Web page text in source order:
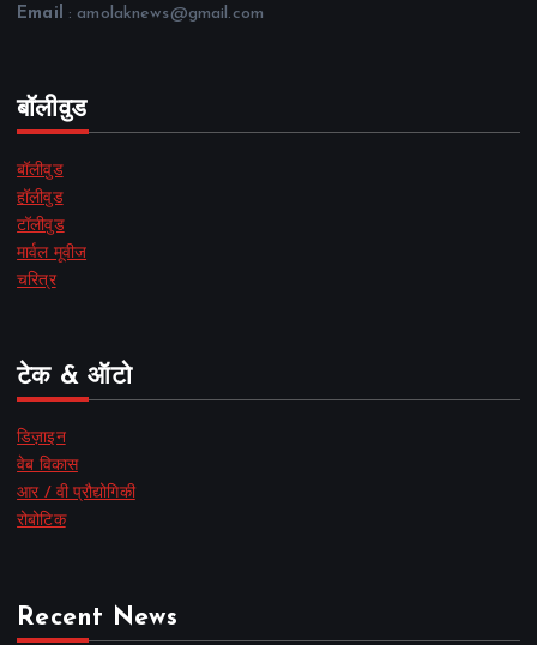
Email : amolaknews@gmail.com
बॉलीवुड
बॉलीवुड
हॉलीवुड
टॉलीवुड
मार्वल मूवीज
चरित्र
टेक & ऑटो
डिज़ाइन
वेब विकास
आर / वी प्रौद्योगिकी
रोबोटिक
Recent News